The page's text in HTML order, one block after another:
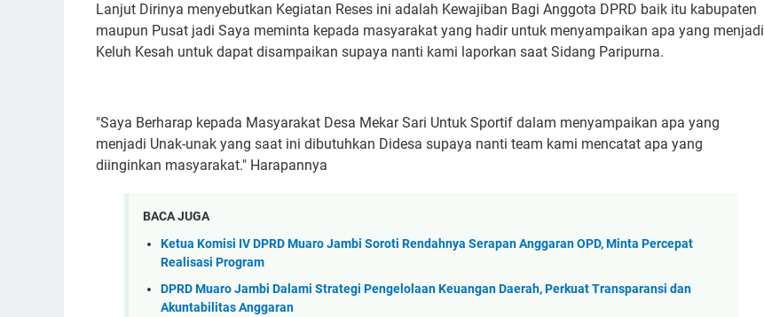
Lanjut Dirinya menyebutkan Kegiatan Reses ini adalah Kewajiban Bagi Anggota DPRD baik itu kabupaten
maupun Pusat jadi Saya meminta kepada masyarakat yang hadir untuk menyampaikan apa yang menjadi
Keluh Kesah untuk dapat disampaikan supaya nanti kami laporkan saat Sidang Paripurna.
"Saya Berharap kepada Masyarakat Desa Mekar Sari Untuk Sportif dalam menyampaikan apa yang
menjadi Unak-unak yang saat ini dibutuhkan Didesa supaya nanti team kami mencatat apa yang
diinginkan masyarakat." Harapannya
BACA JUGA
Ketua Komisi IV DPRD Muaro Jambi Soroti Rendahnya Serapan Anggaran OPD, Minta Percepat
Realisasi Program
DPRD Muaro Jambi Dalami Strategi Pengelolaan Keuangan Daerah, Perkuat Transparansi dan
Akuntabilitas Anggaran